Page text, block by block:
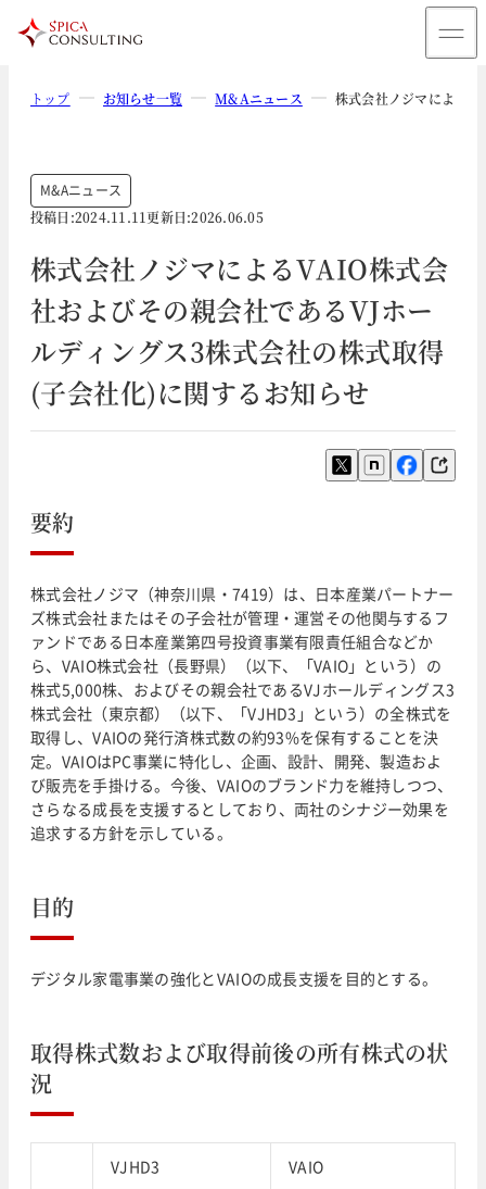
トップ お知らせ一覧 M&Aニュース 株式会社ノジマによる
M&Aニュース
投稿日:2024.11.11更新日:2026.06.05
株式会社ノジマによるVAIO株式会
社およびその親会社であるVJホー
ルディングス3株式会社の株式取得
(子会社化)に関するお知らせ
要約
株式会社ノジマ（神奈川県・7419）は、日本産業パートナー
ズ株式会社またはその子会社が管理・運営その他関与するフ
ァンドである日本産業第四号投資事業有限責任組合などか
ら、VAIO株式会社（長野県）（以下、「VAIO」という）の
株式5,000株、およびその親会社であるVJホールディングス3
株式会社（東京都）（以下、「VJHD3」という）の全株式を
取得し、VAIOの発行済株式数の約93%を保有することを決
定。VAIOはPC事業に特化し、企画、設計、開発、製造およ
び販売を手掛ける。今後、VAIOのブランド力を維持しつつ、
さらなる成長を支援するとしており、両社のシナジー効果を
追求する方針を示している。
目的
デジタル家電事業の強化とVAIOの成長支援を目的とする。
取得株式数および取得前後の所有株式の状
況
VJHD3 VAIO